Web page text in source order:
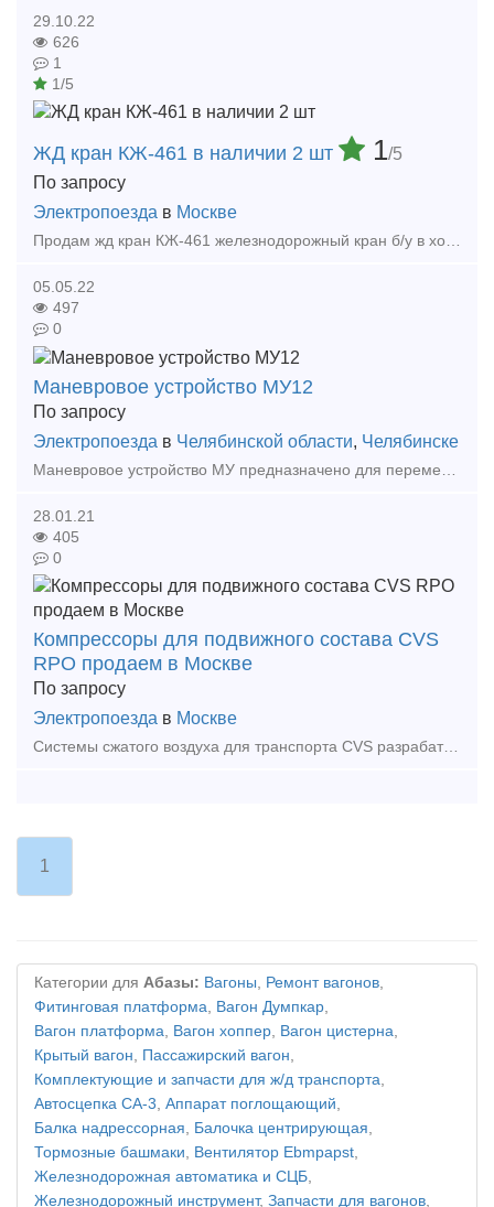
29.10.22
626
1
1/5
ЖД кран КЖ-461 в наличии 2 шт 1/5
По запросу
Электропоезда в Москве
Продам жд кран КЖ-461 железнодорожный кран б/у в хорошем рабочем состоянии, продажа с доставкой в любую точку России, полное сопровождение сделки, все сопутствующие документы. Звонить по те
05.05.22
497
0
Маневровое устройство МУ12
По запросу
Электропоезда в Челябинской области, Челябинске
Маневровое устройство МУ предназначено для перемещения в обоих направлениях железнодорожных вагонов и составов на проходных или тупиковых путях погрузочных пунктов и иных целей при маневровых
28.01.21
405
0
Компрессоры для подвижного состава CVS
RPO продаем в Москве
По запросу
Электропоезда в Москве
Системы сжатого воздуха для транспорта CVS разрабатывает и производит системы сжатого воздуха для подвижного состава (трамваи, троллейбусы, метро, ж/д поезда и пр.) и диапазоне объема в
1
Категории для Абазы: Вагоны, Ремонт вагонов,
Фитинговая платформа, Вагон Думпкар,
Вагон платформа, Вагон хоппер, Вагон цистерна,
Крытый вагон, Пассажирский вагон,
Комплектующие и запчасти для ж/д транспорта,
Автосцепка СА-3, Аппарат поглощающий,
Балка надрессорная, Балочка центрирующая,
Тормозные башмаки, Вентилятор Ebmpapst,
Железнодорожная автоматика и СЦБ,
Железнодорожный инструмент, Запчасти для вагонов,